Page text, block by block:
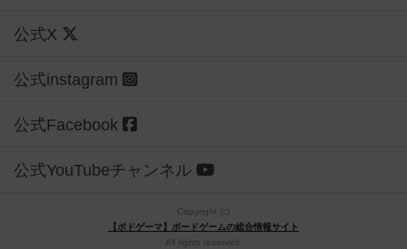
公式X
公式instagram
公式Facebook
公式YouTubeチャンネル
Copyright (c)
【ボドゲーマ】ボードゲームの総合情報サイト
All rights reserved.